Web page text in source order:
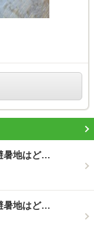
暑地はど…
暑地はど…